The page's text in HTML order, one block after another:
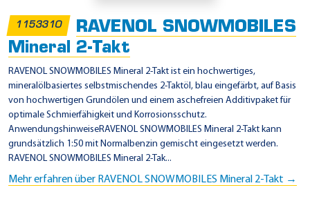
1153310
RAVENOL SNOWMOBILES
Mineral 2-Takt
RAVENOL SNOWMOBILES Mineral 2-Takt ist ein hochwertiges,
mineralölbasiertes selbstmischendes 2-Taktöl, blau eingefärbt, auf Basis
von hochwertigen Grundölen und einem aschefreien Additivpaket für
optimale Schmierfähigkeit und Korrosionsschutz.
AnwendungshinweiseRAVENOL SNOWMOBILES Mineral 2-Takt kann
grundsätzlich 1:50 mit Normalbenzin gemischt eingesetzt werden.
RAVENOL SNOWMOBILES Mineral 2-Tak...
Mehr erfahren über RAVENOL SNOWMOBILES Mineral 2-Takt →